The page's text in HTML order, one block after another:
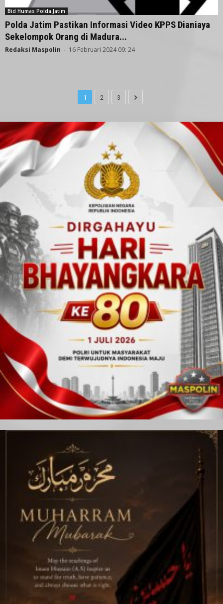
Bid Humas Polda Jatim
Polda Jatim Pastikan Informasi Video KPPS Dianiaya
Sekelompok Orang di Madura...
Redaksi Maspolin - 16 Februari 2024 09: 24
1 2 3